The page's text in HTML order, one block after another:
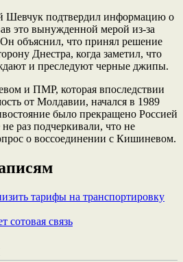
Шевчук подтвердил информацию о
это вынужденной мерой из-за
Он объяснил, что принял решение
Днестра, когда заметил, что
и преследуют черные джипы.
и ПМР, которая впоследствии
от Молдавии, начался в 1989
было прекращено Россией
раз подчеркивали, что не
о воссоединении с Кишиневом.
тарифы на транспортировку
сотовая связь